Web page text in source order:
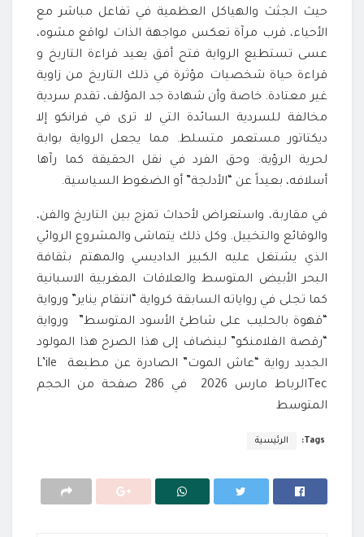
حيث الجثث والهياكل العظمية في تفاعل مباشر مع
الأحياء، قرب مرآة تعكس مواجهة الذات لواقع مشوه،
عسى تستطيع الرواية فتح أفق يعيد قراءة التاريخ و
قراءة حياة شخصيات مؤثرة في ذلك التاريخ من زاوية
غير معتادة. خاصة وأن شهادة جد المؤلف، تقدم سردية
مخالفة للسردية السائدة التي لا ترى في فرانكو إلا
ديكتاتور مستعمر متسلط. مما يجعل الرواية بوابة
لحرية الرؤية: وحق الفرد في نقل الحقيقة كما رآها
أسلافه، بعيداً عن “الأدلجة” أو الضغوط السياسية.
في مقاربة، واستعراض لأحداث تمزج بين التاريخ والفن،
والوقائع والتخييل. وكل ذلك يتماشى والمشروع الروائي
الذي يشتغل عليه الكبير الداديسي والمهتم بثقافة
البحر الأبيض المتوسط والعلاقات المغربية الاسبانية
كما تجلى في رواياته السابقة كرواية “انتقام يناير” ورواية
“قهوة بالحليب على شاطئ الأسود المتوسط” ورواية
“رقصة الفلامنكو” لينضاف إلى هذا الصرح هذا المولود
الجديد رواية “عاش الموت” الصادرة عن مطبعة L’ile
Tecالرباط مارس 2026 في 286 صفحة من الحجم
المتوسط
Tags: الرئيسية